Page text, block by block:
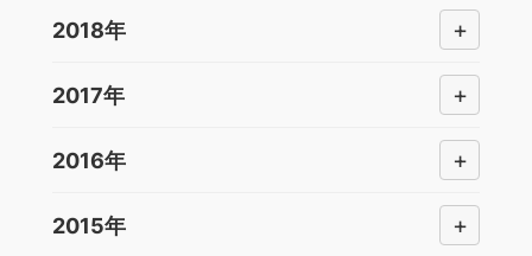
2018年 +
2017年 +
2016年 +
2015年 +